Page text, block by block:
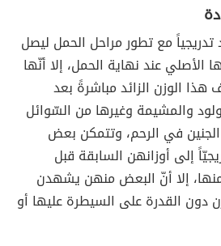
تدريجياً مع تطور مراحل الحمل ليصل
الأصلي عند نهاية الحمل، إلا أنّها
الوزن الزائد مباشرةً بعد
والمشيمة وغيرها من السّوائل
في الرحم، وتتمكن بعض
إلى أوزانهن السابقة قبل
منها، إلا أنّ البعض منهن يشهدن
دون القدرة على السيطرة عليها أو